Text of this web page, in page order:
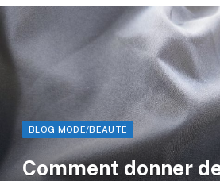
BLOG MODE/BEAUTÉ
Comment donner